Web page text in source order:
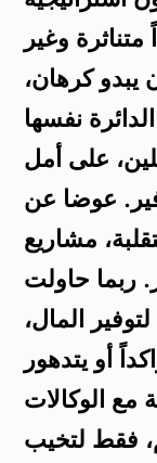
وغير
كرهان،
على أمل
عوضا عن
مشاريع
ربما حاولت
المال،
مع الوكالات
فقط لتخيب